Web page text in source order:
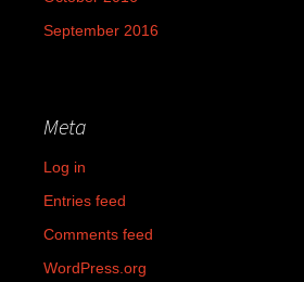
September 2016
Meta
Log in
Entries feed
Comments feed
WordPress.org